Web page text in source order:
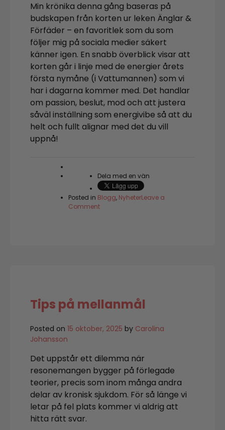
Min krönika denna gång baseras på
budskapen från korten ur leken Änglar &
Förfäder – en favoritlek som du som
följer mig på sociala medier säkert
känner igen. En snabb överblick visar att
korten går i linje med de energier årets
första nymåne (i Vattumannen) som vi
har i dagarna kommer med. Det handlar
om passion, beslut, mod och att justera
såväl inställning som energivibe så att du
helt och fullt alignar med det du vill
uppnå!
Dela med en vän
Posted in Blogg, NyheterLeave a
Commenton
dig
Tips på mellanmål
Posted on 15 oktober, 2025 by Carolina
Johansson
Det uppstår ett dilemma när
resonemangen bygger på förlegade
teorier, precis som inom många andra
delar av kronisk sjukdom. För så länge vi
letar på fel plats kommer vi aldrig att
hitta rätt svar.